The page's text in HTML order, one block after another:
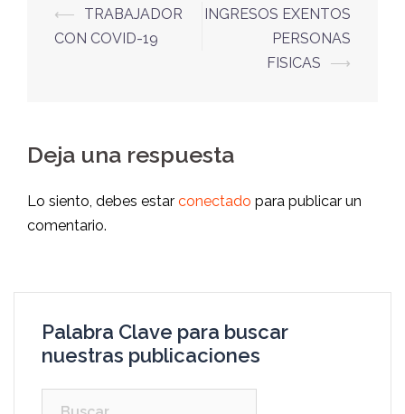
⟵
TRABAJADOR
CON COVID-19
INGRESOS EXENTOS
PERSONAS
FISICAS
⟶
Deja una respuesta
Lo siento, debes estar conectado para publicar un
comentario.
Palabra Clave para buscar
nuestras publicaciones